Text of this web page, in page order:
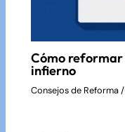
Cómo reformar
infierno
Consejos de Reforma